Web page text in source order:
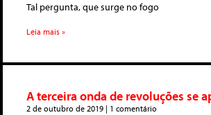
Tal pergunta, que surge no fogo
Leia mais »
A terceira onda de revoluções se
2 de outubro de 2019 1 comentário